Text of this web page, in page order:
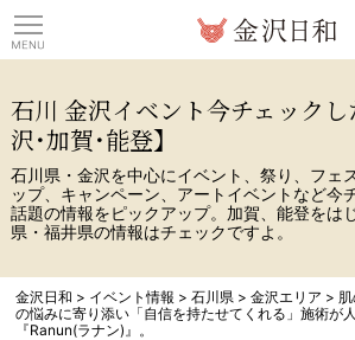
石川 金沢イベント今チェック
沢･加賀･能登】
石川県・金沢を中心にイベント、祭り、フェ
ップ、キャンペーン、アートイベントなど今
話題の情報をピックアップ。加賀、能登をは
県・福井県の情報はチェックですよ。
金沢日和 > イベント情報 >石川県 >金沢エリア >
の悩みに寄り添い「自信を持たせてくれる」施術が
『Ranun(ラナン)』。